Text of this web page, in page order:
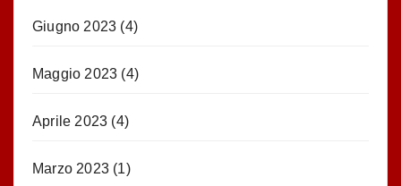
Giugno 2023 (4)
Maggio 2023 (4)
Aprile 2023 (4)
Marzo 2023 (1)